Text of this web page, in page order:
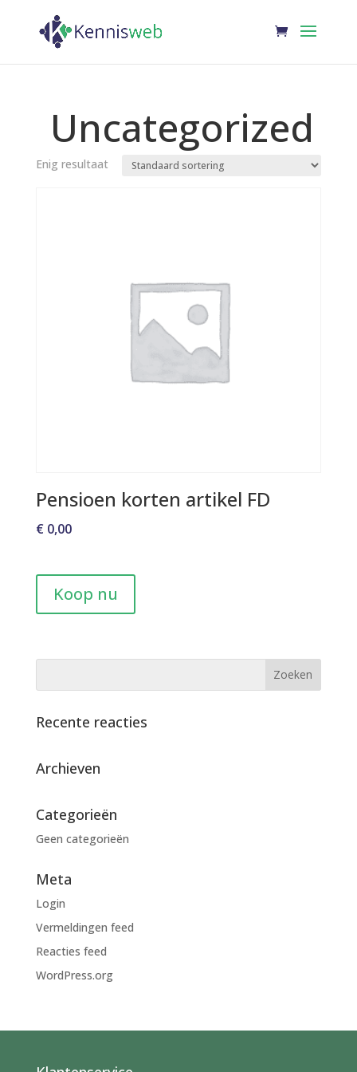
Uncategorized
Enig resultaat
Pensioen korten artikel FD
€0,00
Koop nu
Recente reacties
Archieven
Categorieën
Geen categorieën
Meta
Login
Vermeldingen feed
Reacties feed
WordPress.org